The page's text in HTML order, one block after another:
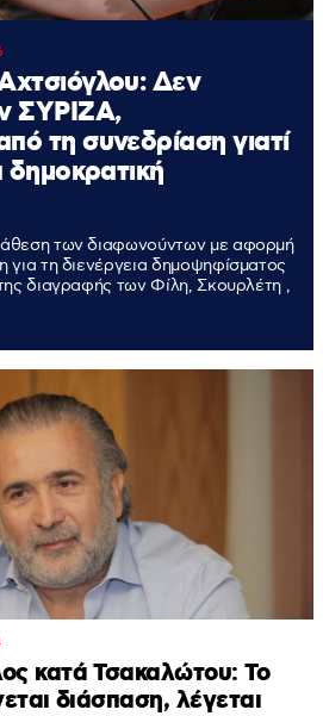
Δεν
ΣΥΡΙΖΑ,
τη συνεδρίαση γιατί
δημοκρατική
των διαφωνούντων με αφορμή
τη διενέργεια δημοψηφίσματος
διαγραφής των Φίλη, Σκουρλέτη ,
κατά Τσακαλώτου: Το
διάσπαση, λέγεται